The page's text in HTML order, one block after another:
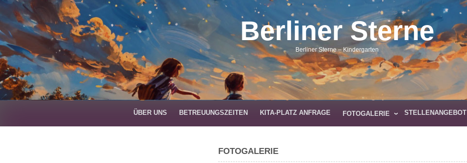
Skip
content
Berliner Sterne
Berliner Sterne – Kindergarten
ÜBER UNS BETREUUNGSZEITEN KITA-PLATZ ANFRAGE FOTOGALERIE STELLENANGEBOT
FOTOGALERIE